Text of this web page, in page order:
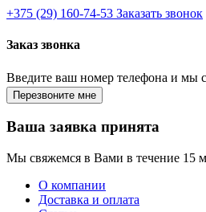
+375 (29) 160-74-53 Заказать звонок
Заказ звонка
Введите ваш номер телефона и мы
Ваша заявка принята
Мы свяжемся в Вами в течение 15
О компании
Доставка и оплата